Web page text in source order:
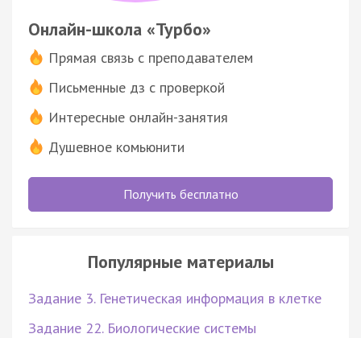
Онлайн-школа «Турбо»
Прямая связь с преподавателем
Письменные дз с проверкой
Интересные онлайн-занятия
Душевное комьюнити
Получить бесплатно
Популярные материалы
Задание 3. Генетическая информация в клетке
Задание 22. Биологические системы